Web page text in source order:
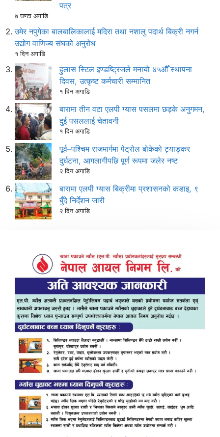
पत्र
७ घण्टा अगाडि
उमेर नपुगेका बालबालिकालाई मदिरा तथा नशालु पदार्थ बिक्री नगर्न
उद्योग वाणिज्य संघको अनुरोध
१ दिन अगाडि
हुलास स्टिल इण्डष्ट्रिजले मनायो ४५औँ स्थापना
दिवस, उत्कृष्ट कर्मचारी सम्मानित
१ दिन अगाडि
बारामा तीन वटा एलपी ग्यास पसलमा छड्के अनुगमन,
दुई पसललाई चेतावनी
१ दिन अगाडि
पूर्व–पश्चिम राजमार्गमा पेट्रोल बोकेको ट्याङ्कर
दुर्घटना, आगलागीपछि पूर्ण रूपमा जलेर नष्ट
२ दिन अगाडि
बारामा एलपी ग्यास बिक्रीमा प्रशासनको कडाइ, ९
बुँदे निर्देशन जारी
२ दिन अगाडि